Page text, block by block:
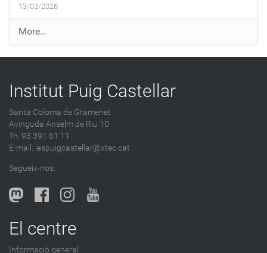
13/03/2026
E
n
t
a
e
s
a
b
l
o
-
More…
Institut Puig Castellar
Santa Coloma de Gramenet
Avinguda Anselm de Riu 10
Tn: 93 391 61 11
E-mail: iespuigcastellar@xtec.cat
Segueix-nos:
El centre
Informació general